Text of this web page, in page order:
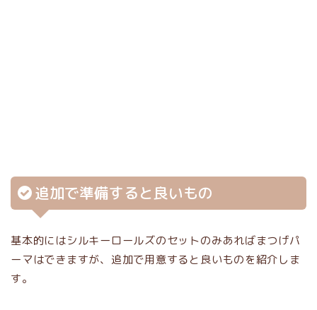
追加で準備すると良いもの
基本的にはシルキーロールズのセットのみあればまつげパ
ーマはできますが、追加で用意すると良いものを紹介しま
す。